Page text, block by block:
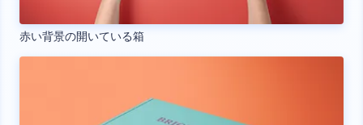
赤い背景の開いている箱